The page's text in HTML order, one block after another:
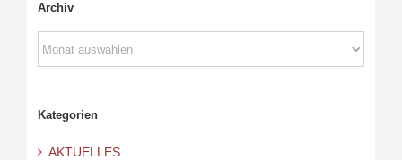
Archiv
Archiv
Kategorien
AKTUELLES